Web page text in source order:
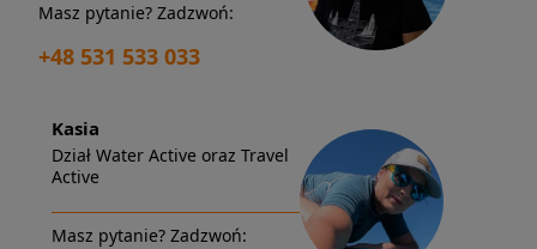
Masz pytanie? Zadzwoń:
+48 531 533 033
Kasia
Dział Water Active oraz Travel
Active
Masz pytanie? Zadzwoń: